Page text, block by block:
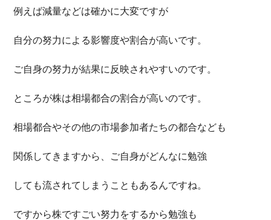
例えば減量などは確かに大変ですが
自分の努力による影響度や割合が高いです。
ご自身の努力が結果に反映されやすいのです。
ところが株は相場都合の割合が高いのです。
相場都合やその他の市場参加者たちの都合なども
関係してきますから、ご自身がどんなに勉強
しても流されてしまうこともあるんですね。
ですから株ですごい努力をするから勉強も